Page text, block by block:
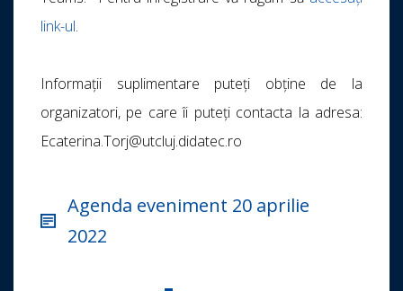
link-ul.
Informații suplimentare puteți obține de la
organizatori, pe care îi puteți contacta la adresa:
Ecaterina.Torj@utcluj.didatec.ro
Agenda eveniment 20 aprilie
2022